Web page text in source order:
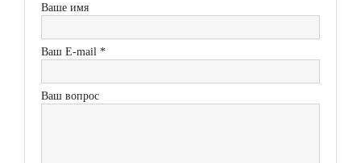
Ваше имя
Ваш E-mail *
Ваш вопрос